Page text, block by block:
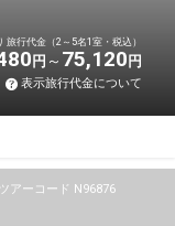
旅行代金（2～5名1室・税込）
円 75,120 円
表示旅行代金について
ツアーコード N96876